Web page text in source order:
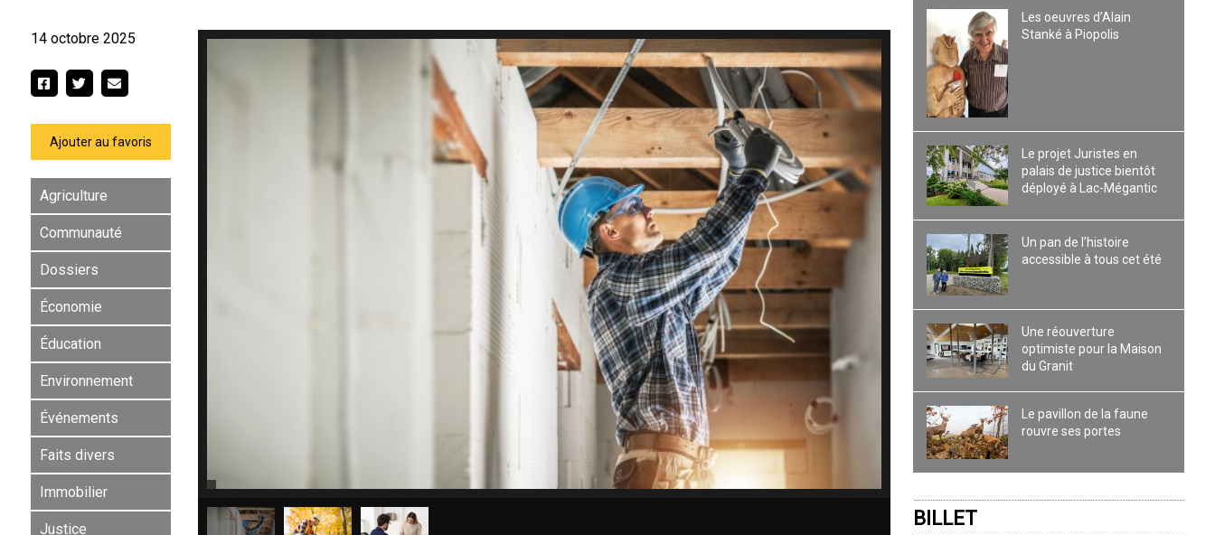
14 octobre 2025
Ajouter au favoris
Agriculture
Communauté
Dossiers
Économie
Éducation
Environnement
Événements
Faits divers
Immobilier
Justice
Les oeuvres d’Alain
Stanké à Piopolis
Le projet Juristes en
palais de justice bientôt
déployé à Lac-Mégantic
Un pan de l’histoire
accessible à tous cet été
Une réouverture
optimiste pour la Maison
du Granit
Le pavillon de la faune
rouvre ses portes
BILLET